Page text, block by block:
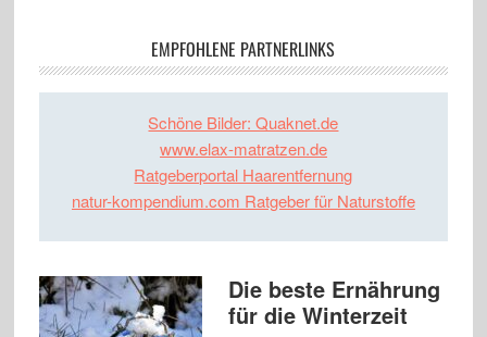
EMPFOHLENE PARTNERLINKS
Schöne Bilder: Quaknet.de
www.elax-matratzen.de
Ratgeberportal Haarentfernung
natur-kompendium.com Ratgeber für Naturstoffe
Die beste Ernährung
für die Winterzeit